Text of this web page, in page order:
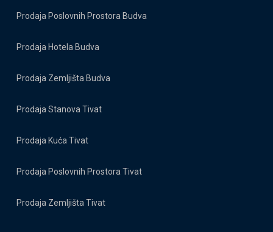
Prodaja Poslovnih Prostora Budva
Prodaja Hotela Budva
Prodaja Zemljišta Budva
Prodaja Stanova Tivat
Prodaja Kuća Tivat
Prodaja Poslovnih Prostora Tivat
Prodaja Zemljišta Tivat